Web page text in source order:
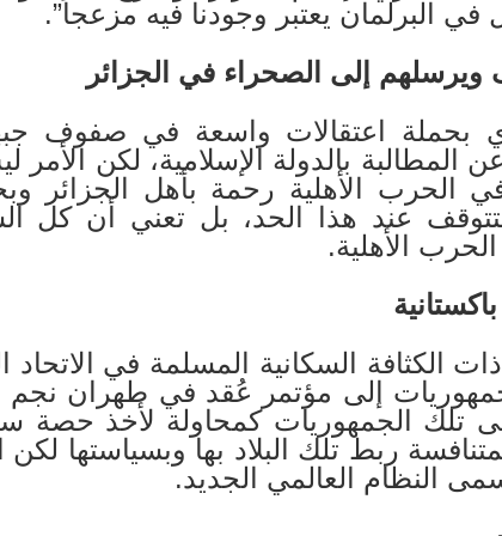
في البرلمان يعتبر وجودنا فيه مزعجاً”.
ويرسلهم إلى الصحراء في الجزائر
بحملة اعتقالات واسعة في صفوف
بالدولة الإسلامية، لكن
في الحرب الأهلية رحمة بأهل
عند هذا الحد، بل تعني أن كل
الأهلية.
الكثافة السكانية المسلمة في الاتحاد
إلى مؤتمر عُقد في طهران نجم
تلك الجمهوريات كمحاولة لأخذ حصة
ربط تلك البلاد بها وبسياستها
النظام العالمي الجديد.